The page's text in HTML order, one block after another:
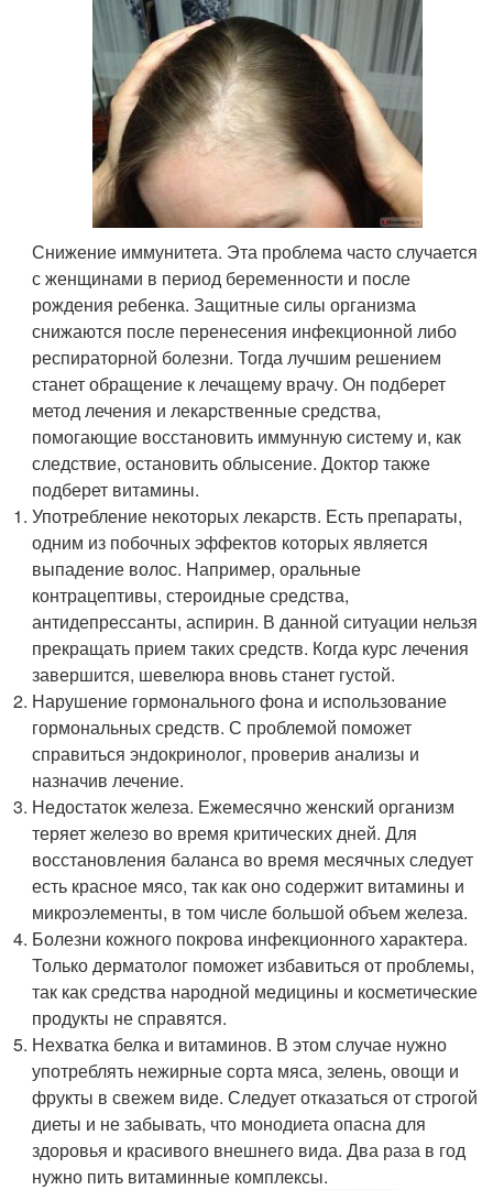
Снижение иммунитета. Эта проблема часто случается
с женщинами в период беременности и после
рождения ребенка. Защитные силы организма
снижаются после перенесения инфекционной либо
респираторной болезни. Тогда лучшим решением
станет обращение к лечащему врачу. Он подберет
метод лечения и лекарственные средства,
помогающие восстановить иммунную систему и, как
следствие, остановить облысение. Доктор также
подберет витамины.
Употребление некоторых лекарств. Есть препараты,
одним из побочных эффектов которых является
выпадение волос. Например, оральные
контрацептивы, стероидные средства,
антидепрессанты, аспирин. В данной ситуации нельзя
прекращать прием таких средств. Когда курс лечения
завершится, шевелюра вновь станет густой.
Нарушение гормонального фона и использование
гормональных средств. С проблемой поможет
справиться эндокринолог, проверив анализы и
назначив лечение.
Недостаток железа. Ежемесячно женский организм
теряет железо во время критических дней. Для
восстановления баланса во время месячных следует
есть красное мясо, так как оно содержит витамины и
микроэлементы, в том числе большой объем железа.
Болезни кожного покрова инфекционного характера.
Только дерматолог поможет избавиться от проблемы,
так как средства народной медицины и косметические
продукты не справятся.
Нехватка белка и витаминов. В этом случае нужно
употреблять нежирные сорта мяса, зелень, овощи и
фрукты в свежем виде. Следует отказаться от строгой
диеты и не забывать, что монодиета опасна для
здоровья и красивого внешнего вида. Два раза в год
нужно пить витаминные комплексы.